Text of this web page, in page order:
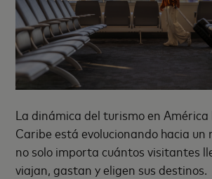
La dinámica del turismo en América
Caribe está evolucionando hacia un
no solo importa cuántos visitantes
viajan, gastan y eligen sus